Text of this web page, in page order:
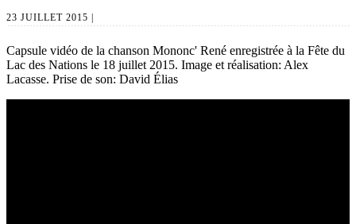
23 JUILLET 2015 |
Capsule vidéo de la chanson Mononc' René enregistrée à la Fête du
Lac des Nations le 18 juillet 2015. Image et réalisation: Alex
Lacasse. Prise de son: David Élias